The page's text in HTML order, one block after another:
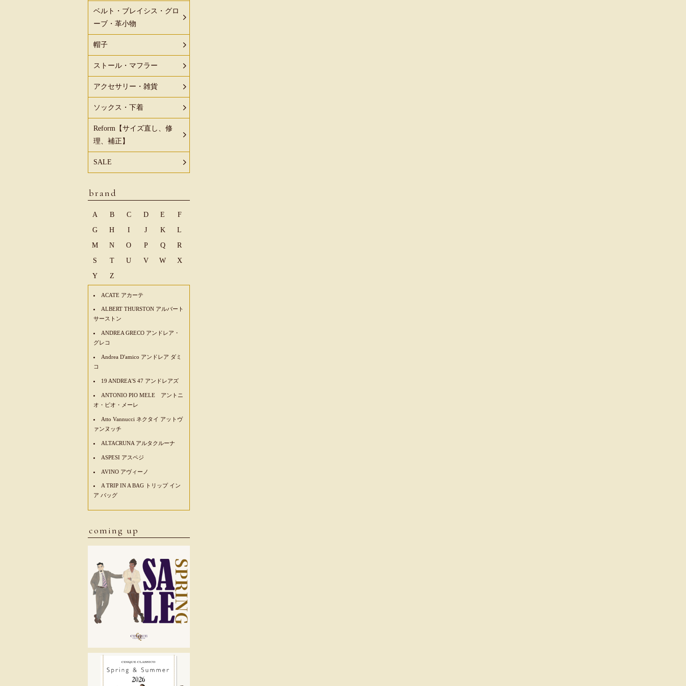
ベルト・ブレイシス・グロ
ーブ・革小物
帽子
ストール・マフラー
アクセサリー・雑貨
ソックス・下着
Reform【サイズ直し、修
理、補正】
SALE
brand
A B C D E
F
G
H I J K
L
M
N O P Q
R
S
T U V W
X
Y
Z
ACATE アカーテ
ALBERT THURSTON アルバート
サーストン
ANDREA GRECO アンドレア・
グレコ
Andrea D'amico アンドレア ダミ
コ
19 ANDREA'S 47 アンドレアズ
ANTONIO PIO MELE アントニ
オ・ピオ・メーレ
Atto Vannucci ネクタイ アットヴ
ァンヌッチ
ALTACRUNA アルタクルーナ
ASPESI アスペジ
AVINO アヴィーノ
A TRIP IN A BAG トリップ イン
ア バッグ
coming up